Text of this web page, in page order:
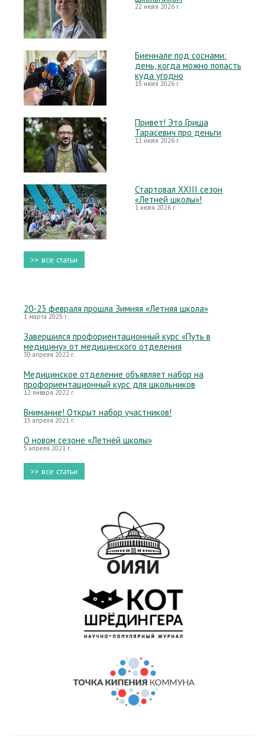
22 июля 2026 г.
Биеннале под соснами:
день, когда можно попасть
куда угодно
15 июля 2026 г.
Привет! Это Гриша
Тарасевич про деньги
11 июля 2026 г.
Стартовал XXIII сезон
«Летней школы»!
1 июля 2026 г.
>> все статьи
20-23 февраля прошла Зимняя «Летняя школа»
1 марта 2025 г.
Завершился профориентационный курс «Путь в
медицину» от медицинского отделения
30 апреля 2022 г.
Медицинское отделение объявляет набор на
профориентационный курс для школьников
12 января 2022 г.
Внимание! Открыт набор участников!
15 апреля 2021 г.
О новом сезоне «Летней школы»
5 апреля 2021 г.
>> все статьи